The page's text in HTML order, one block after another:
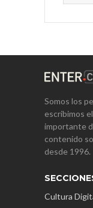
Somos los
escribimos
importante
contenido
desde 1996.
Cultura